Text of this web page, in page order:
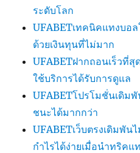
ระดับโลก
UFABETเทคนิคแทงบอล
ด้วยเงินทุนที่ไม่มาก
UFABETฝากถอนเร็วที่
ใช้บริการได้รับการดูแล
UFABETโปรโมชั่นเดิม
ชนะได้มากกว่า
UFABETเว็บตรงเดิมพั
กำไรได้ง่ายเมื่อนำทริคแ